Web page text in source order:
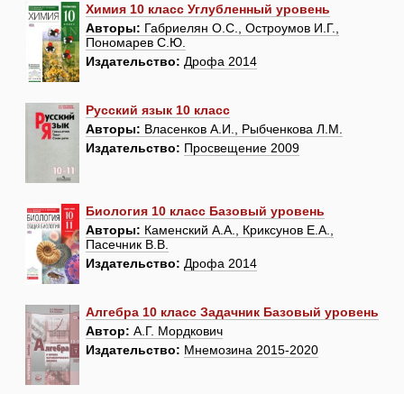
Химия 10 класс Углубленный уровень
Авторы: Габриелян О.С., Остроумов И.Г.,
Пономарев С.Ю.
Издательство: Дрофа 2014
Русский язык 10 класс
Авторы: Власенков А.И., Рыбченкова Л.М.
Издательство: Просвещение 2009
Биология 10 класс Базовый уровень
Авторы: Каменский А.А., Криксунов Е.А.,
Пасечник В.В.
Издательство: Дрофа 2014
Алгебра 10 класс Задачник Базовый уровень
Автор: А.Г. Мордкович
Издательство: Мнемозина 2015-2020